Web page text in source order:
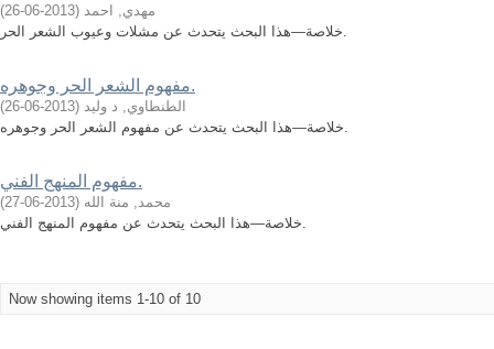
مهدي, احمد (
2013-06-26
)
خلاصة—هذا البحث يتحدث عن مشلات وعيوب الشعر الحر.
مفهوم الشعر الحر وجوهره.
الطنطاوي, د وليد (
2013-06-26
)
خلاصة—هذا البحث يتحدث عن مفهوم الشعر الحر وجوهره.
مفهوم المنهج الفني.
محمد, منة الله (
2013-06-27
)
خلاصة—هذا البحث يتحدث عن مفهوم المنهج الفني.
Now showing items 1-10 of 10